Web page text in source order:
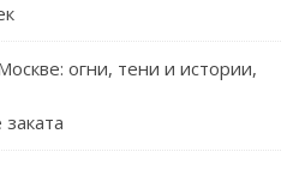
огни, тени и истории,